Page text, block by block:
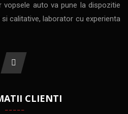
vopsele auto va pune la dispozitie
calitative, laborator cu experienta
CLIENTI